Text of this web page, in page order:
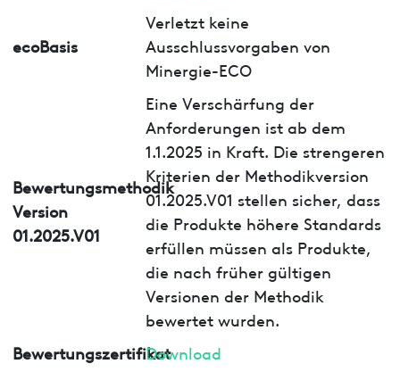
ecoBasis
Verletzt keine
Ausschlussvorgaben von
Minergie-ECO
Bewertungsmethodik
Version
01.2025.V01
Eine Verschärfung der
Anforderungen ist ab dem
1.1.2025 in Kraft. Die strengeren
Kriterien der Methodikversion
01.2025.V01 stellen sicher, dass
die Produkte höhere Standards
erfüllen müssen als Produkte,
die nach früher gültigen
Versionen der Methodik
bewertet wurden.
BewertungszertifikatDownload